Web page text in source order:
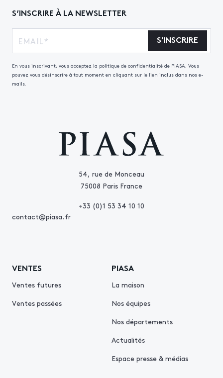
54, rue de Monceau
75008 Paris France
+33 (0)1 53 34 10 10
contact@piasa.fr
VENTES
Ventes futures
Ventes passées
PIASA
La maison
Nos équipes
Nos départements
Actualités
Espace presse & médias
S’INSCRIRE À LA NEWSLETTER
S'INSCRIRE
En vous inscrivant, vous acceptez la politique de confidentialité de PIASA, Vous
pouvez vous désinscrire à tout moment en cliquant sur le lien inclus dans nos e-
mails.